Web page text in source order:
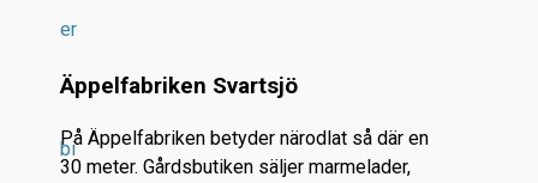
er
bi
Äppelfabriken Svartsjö
På Äppelfabriken betyder närodlat så där en
30 meter. Gårdsbutiken säljer marmelader,